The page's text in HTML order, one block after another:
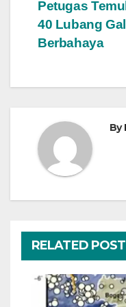
Petugas
40 Lubang
Berbahaya
By
RELATED POST